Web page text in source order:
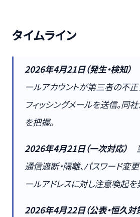
タイムライン
2026年4月21日（発生・検知）
ールアカウントが第三者の不正
フィッシングメールを送信。同
を把握。
2026年4月21日（一次対応）
通信遮断・隔離、パスワード変
ールアドレスに対し注意喚起を
2026年4月22日（公表・恒久対